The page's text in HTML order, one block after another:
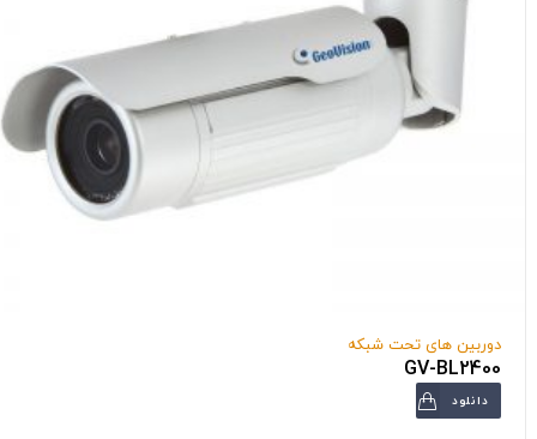
دوربین های تحت شبکه
GV-BL2400
دانلود